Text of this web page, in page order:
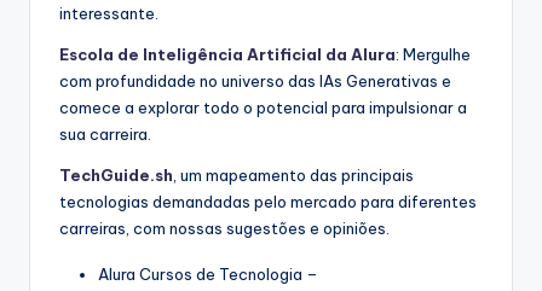
interessante.
Escola de Inteligência Artificial da Alura: Mergulhe
com profundidade no universo das IAs Generativas e
comece a explorar todo o potencial para impulsionar a
sua carreira.
TechGuide.sh, um mapeamento das principais
tecnologias demandadas pelo mercado para diferentes
carreiras, com nossas sugestões e opiniões.
Alura Cursos de Tecnologia –